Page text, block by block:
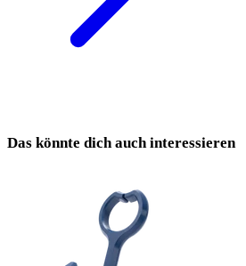
Das könnte dich auch interessieren